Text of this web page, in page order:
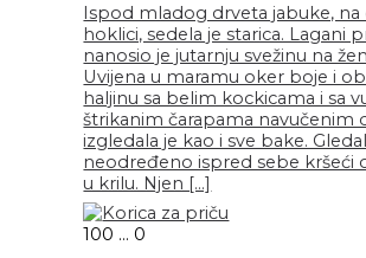
Ispod mladog drveta jabuke, na
hoklici, sedela je starica. Lagani
nanosio je jutarnju svežinu na
Uvijena u maramu oker boje i
haljinu sa belim kockicama i sa
štrikanim čarapama navučenim
izgledala je kao i sve bake.
neodređeno ispred sebe kršeći
u krilu. Njen […]
100 ... 0